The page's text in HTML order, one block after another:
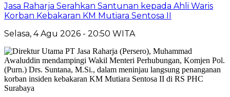
Jasa Raharja Serahkan Santunan kepada Ahli Waris
Korban Kebakaran KM Mutiara Sentosa II
Selasa, 4 Agu 2026 - 20:50 WITA